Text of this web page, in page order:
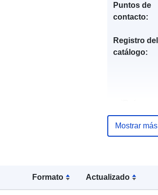
Formato Actualizado
Puntos de
contacto:
Registro del
catálogo:
Mostrar más